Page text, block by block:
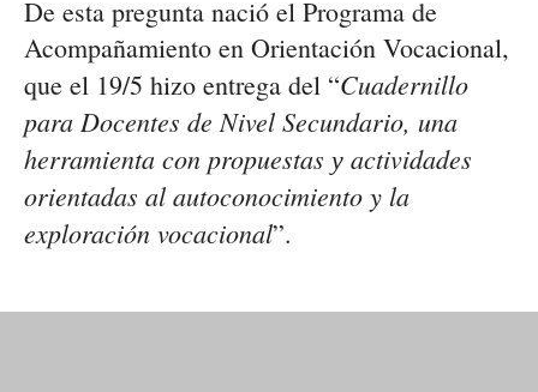
De esta pregunta nació el Programa de
Acompañamiento en Orientación Vocacional,
que el 19/5 hizo entrega del “Cuadernillo
para Docentes de Nivel Secundario, una
herramienta con propuestas у actividades
orientadas al autoconocimiento y la
exploración vocacional”.